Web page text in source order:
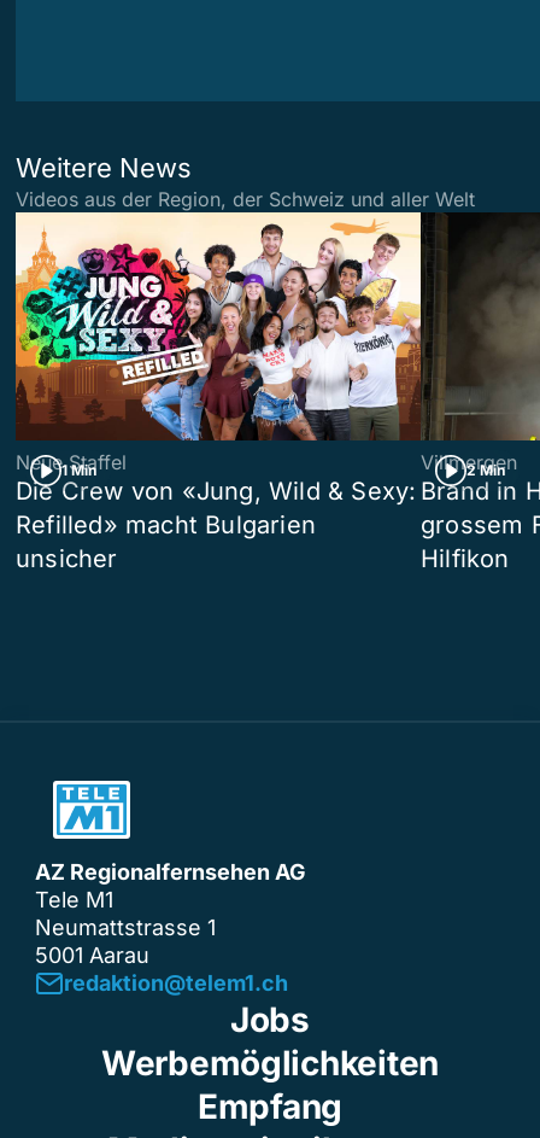
Weitere News
Videos aus der Region, der Schweiz und aller Welt
1 Min
Neue Staffel
Die Crew von «Jung, Wild & Sexy:
Refilled» macht Bulgarien
unsicher
2 Min
Villmergen
Brand in
grossem
Hilfikon
AZ Regionalfernsehen AG
Tele M1
Neumattstrasse 1
5001 Aarau
redaktion@telem1.ch
Jobs
Werbemöglichkeiten
Empfang